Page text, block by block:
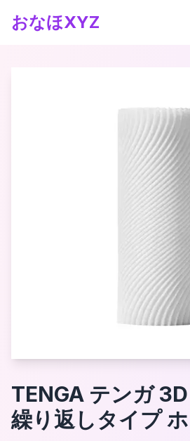
おなほXYZ
TENGA テンガ
繰り返しタイプ